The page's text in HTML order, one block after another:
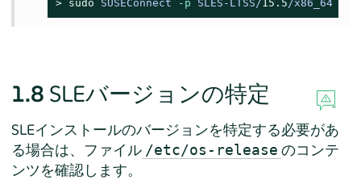
> sudo SUSEConnect - p SLES-LTSS/15.5 /x86_64 -
1.8 SLEバージョンの特定
SLEインストールのバージョンを特定する必要があ
る場合は、ファイル /etc/os-release のコンテ
ンツを確認します。